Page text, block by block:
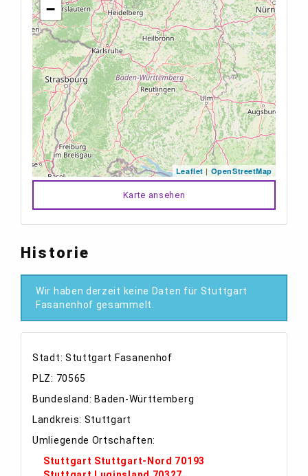
−
Leaflet | OpenStreetMap
Karte ansehen
Historie
Wir haben derzeit keine Daten für Stuttgart
Fasanenhof gesammelt.
Stadt: Stuttgart Fasanenhof
PLZ: 70565
Bundesland: Baden-Württemberg
Landkreis: Stuttgart
Umliegende Ortschaften:
Stuttgart Stuttgart-Nord 70193